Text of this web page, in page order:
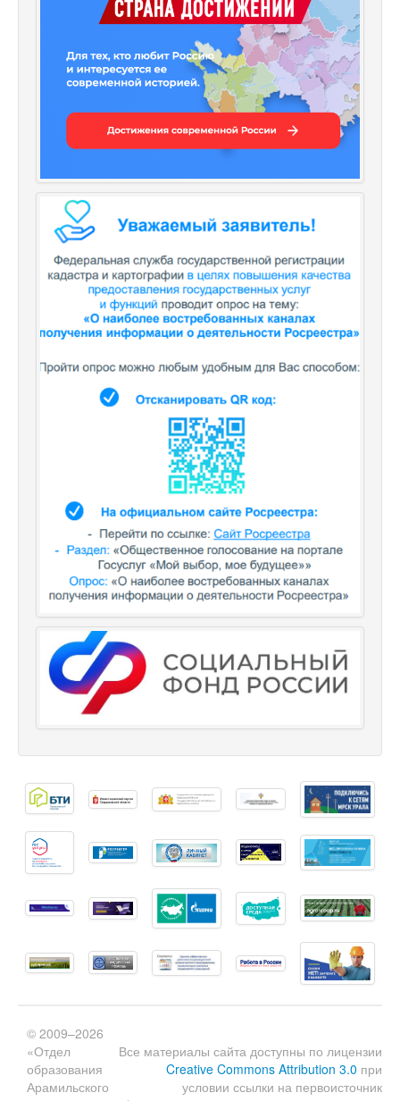
Все материалы сайта доступны по лицензии
Creative Commons Attribution 3.0 при
условии ссылки на первоисточник
© 2009–2026
«Отдел
образования
Арамильского